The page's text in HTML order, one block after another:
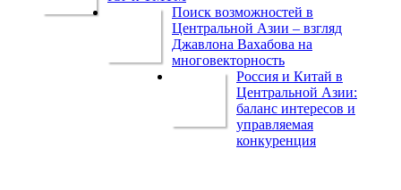
Поиск возможностей в
Центральной Азии – взгляд
Джавлона Вахабова на
многовекторность
Россия и Китай в
Центральной Азии:
баланс интересов и
управляемая
конкуренция